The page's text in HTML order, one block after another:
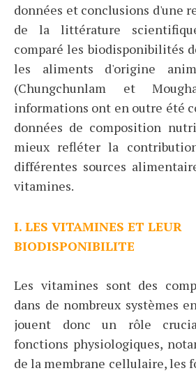
données et conclusions d'une
de la littérature
comparé les biodisponibilités
les aliments d'origine
(Chungchunlam et
informations ont en outre été
données de composition
mieux refléter la
différentes sources
vitamines.
I. LES VITAMINES ET LEUR
BIODISPONIBILITE
Les vitamines sont des
dans de nombreux systèmes
jouent donc un rôle
fonctions physiologiques,
de la membrane cellulaire, les